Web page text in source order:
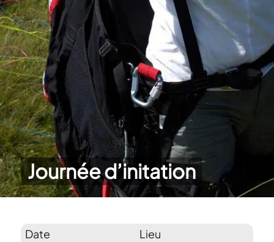
Journée d’initation
Date Lieu